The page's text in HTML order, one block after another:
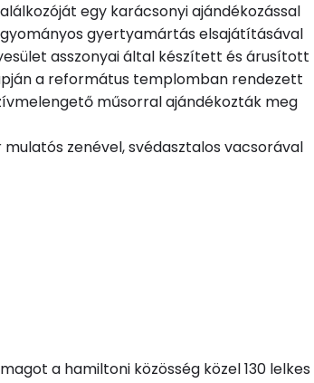
egy karácsonyi ajándékozással
gyertyamártás elsajátításával
asszonyai által készített és árusított
a református templomban rendezett
műsorral ajándékozták meg
zenével, svédasztalos vacsorával
a hamiltoni közösség közel 130 lelkes